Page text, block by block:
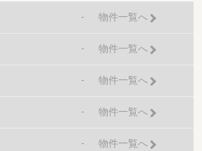
- 物件一覧へ
- 物件一覧へ
- 物件一覧へ
- 物件一覧へ
- 物件一覧へ